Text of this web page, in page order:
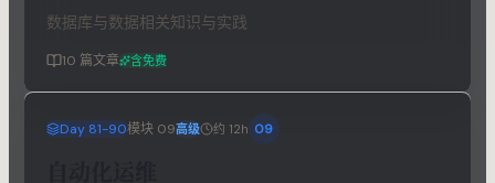
数据库与数据相关知识与实践
10 篇文章 含免费
Day 81-90模块 09高级 约 12h 09